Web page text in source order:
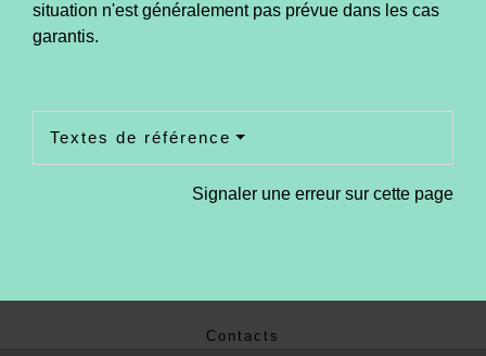
situation n'est généralement pas prévue dans les cas
garantis.
Textes de référence
Signaler une erreur sur cette page
Contacts